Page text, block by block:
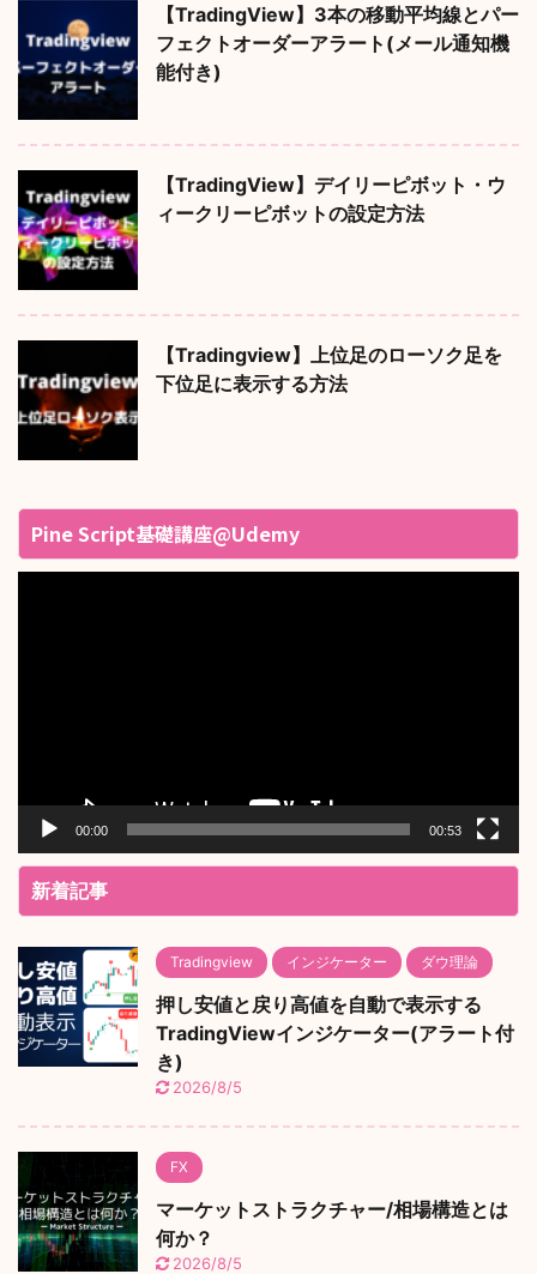
【TradingView】3本の移動平均線とパー
フェクトオーダーアラート(メール通知機
能付き)
【TradingView】デイリーピボット・ウ
ィークリーピボットの設定方法
【Tradingview】上位足のローソク足を
下位足に表示する方法
Pine Script基礎講座@Udemy
00:00 00:53
新着記事
Tradingview インジケーター ダウ理論
押し安値と戻り高値を自動で表示する
TradingViewインジケーター(アラート付
き)
2026/8/5
FX
マーケットストラクチャー/相場構造とは
何か？
2026/8/5